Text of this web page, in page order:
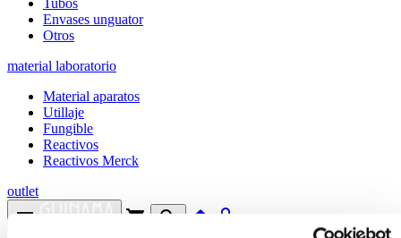
Envases unguator
Otros
material laboratorio
Material aparatos
Utillaje
Fungible
Reactivos
Reactivos Merck
outlet
menu shopping_cart search home lock